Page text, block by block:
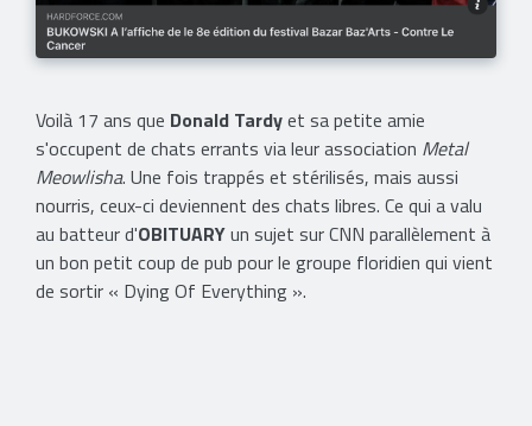
Voilà 17 ans que Donald Tardyet sa petite amie
s'occupent de chats errants via leur association Metal
Meowlisha. Une fois trappés et stérilisés, mais aussi
nourris, ceux-ci deviennent des chats libres. Ce qui a valu
au batteur d'OBITUARYun sujet sur CNN parallèlement à
un bon petit coup de pub pour le groupe floridien qui vient
de sortir « Dying Of Everything ».